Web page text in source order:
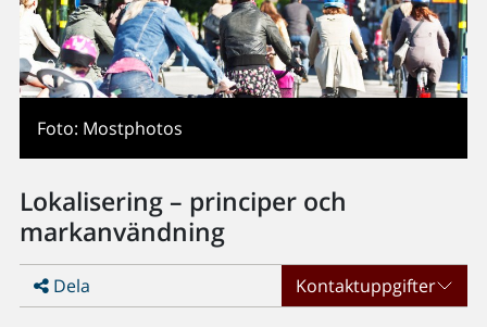
Foto: Mostphotos
Lokalisering – principer och
markanvändning
Dela Kontaktuppgifter